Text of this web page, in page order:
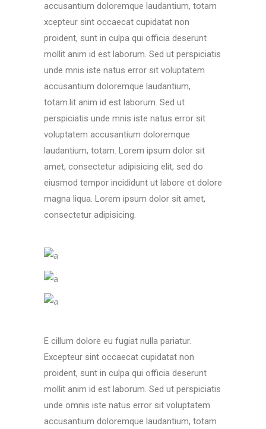
accusantium doloremque laudantium, totam
xcepteur sint occaecat cupidatat non
proident, sunt in culpa qui officia deserunt
mollit anim id est laborum. Sed ut perspiciatis
unde mnis iste natus error sit voluptatem
accusantium doloremque laudantium,
totam.lit anim id est laborum. Sed ut
perspiciatis unde mnis iste natus error sit
voluptatem accusantium doloremque
laudantium, totam. Lorem ipsum dolor sit
amet, consectetur adipisicing elit, sed do
eiusmod tempor incididunt ut labore et dolore
magna liqua. Lorem ipsum dolor sit amet,
consectetur adipisicing.
E cillum dolore eu fugiat nulla pariatur.
Excepteur sint occaecat cupidatat non
proident, sunt in culpa qui officia deserunt
mollit anim id est laborum. Sed ut perspiciatis
unde omnis iste natus error sit voluptatem
accusantium doloremque laudantium, totam